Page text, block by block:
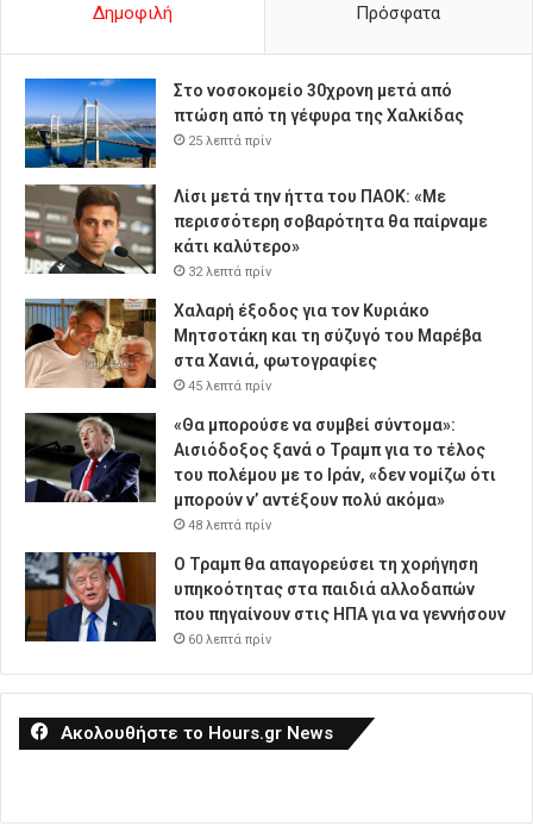
Δημοφιλή Πρόσφατα
Στο νοσοκομείο 30χρονη μετά από
πτώση από τη γέφυρα της Χαλκίδας
25 λεπτά πρίν
Λίσι μετά την ήττα του ΠΑΟΚ: «Με
περισσότερη σοβαρότητα θα παίρναμε
κάτι καλύτερο»
32 λεπτά πρίν
Χαλαρή έξοδος για τον Κυριάκο
Μητσοτάκη και τη σύζυγό του Μαρέβα
στα Χανιά, φωτογραφίες
45 λεπτά πρίν
«Θα μπορούσε να συμβεί σύντομα»:
Αισιόδοξος ξανά ο Τραμπ για το τέλος
του πολέμου με το Ιράν, «δεν νομίζω ότι
μπορούν ν’ αντέξουν πολύ ακόμα»
48 λεπτά πρίν
Ο Τραμπ θα απαγορεύσει τη χορήγηση
υπηκοότητας στα παιδιά αλλοδαπών
που πηγαίνουν στις ΗΠΑ για να γεννήσουν
60 λεπτά πρίν
Ακολουθήστε το Hours.gr News